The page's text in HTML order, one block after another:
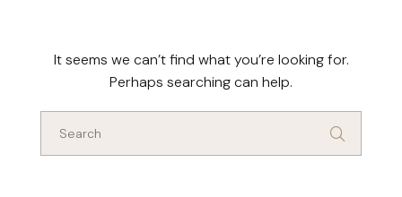
It seems we can’t find what you’re looking for.
Perhaps searching can help.